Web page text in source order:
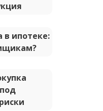
в ипотеке: